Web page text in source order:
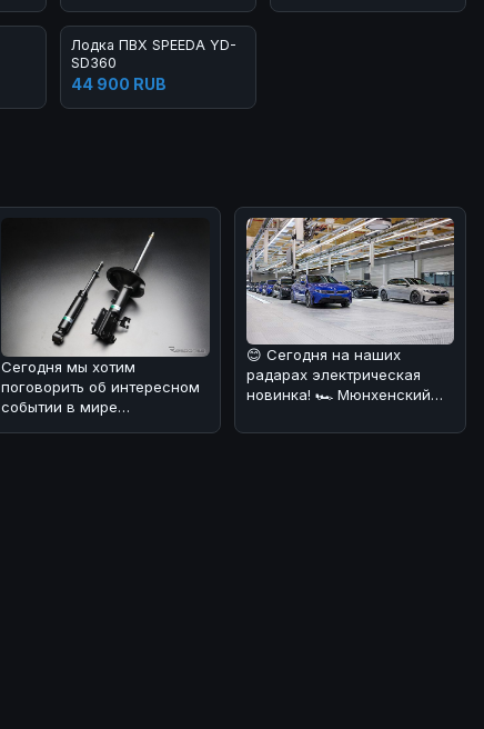
Лодка ПВХ SPEEDA YD-
SD360
44 900 RUB
Сегодня мы хотим
поговорить об интересном
событии в мире
😊 Сегодня на наших
радарах электрическая
новинка! 🏎️ Мюнхенский
серийное произв